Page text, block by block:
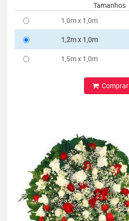
Tamanhos
1,0m x 1,0m
1,2m x 1,0m
1,5m x 1,0m
Comprar